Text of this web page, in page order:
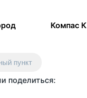
Компас
пункт
поделиться: